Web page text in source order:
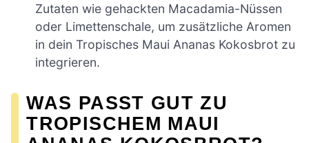
Zutaten wie gehackten Macadamia-Nüssen
oder Limettenschale, um zusätzliche Aromen
in dein Tropisches Maui Ananas Kokosbrot zu
integrieren.
WAS PASST GUT ZU
TROPISCHEM MAUI